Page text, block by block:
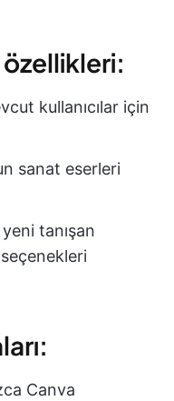
özellikleri:
kullanıcılar için
sanat eserleri
tanışan
seçenekleri
Canva